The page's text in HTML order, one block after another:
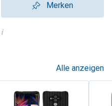
Merken
i
Alle anzeigen